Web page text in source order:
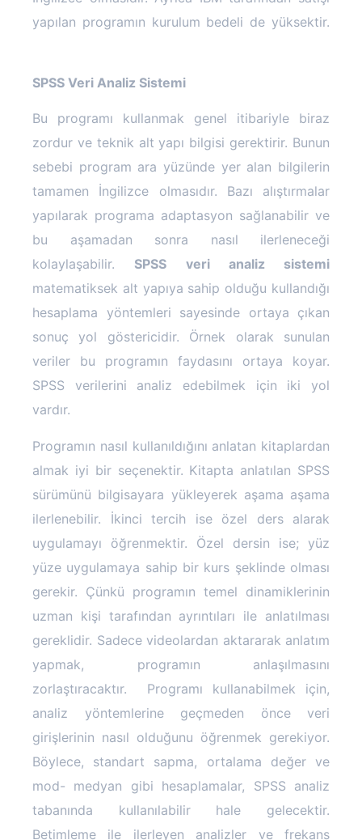
yapılan programın kurulum bedeli de yüksektir.
SPSS Veri Analiz Sistemi
Bu programı kullanmak genel itibariyle biraz
zordur ve teknik alt yapı bilgisi gerektirir. Bunun
sebebi program ara yüzünde yer alan bilgilerin
tamamen İngilizce olmasıdır. Bazı alıştırmalar
yapılarak programa adaptasyon sağlanabilir ve
bu aşamadan sonra nasıl ilerleneceği
kolaylaşabilir. SPSS veri analiz sistemi
matematiksek alt yapıya sahip olduğu kullandığı
hesaplama yöntemleri sayesinde ortaya çıkan
sonuç yol göstericidir. Örnek olarak sunulan
veriler bu programın faydasını ortaya koyar.
SPSS verilerini analiz edebilmek için iki yol
vardır.
Programın nasıl kullanıldığını anlatan kitaplardan
almak iyi bir seçenektir. Kitapta anlatılan SPSS
sürümünü bilgisayara yükleyerek aşama aşama
ilerlenebilir. İkinci tercih ise özel ders alarak
uygulamayı öğrenmektir. Özel dersin ise; yüz
yüze uygulamaya sahip bir kurs şeklinde olması
gerekir. Çünkü programın temel dinamiklerinin
uzman kişi tarafından ayrıntıları ile anlatılması
gereklidir. Sadece videolardan aktararak anlatım
yapmak, programın anlaşılmasını
zorlaştıracaktır.
Programı kullanabilmek için,
analiz yöntemlerine geçmeden önce veri
girişlerinin nasıl olduğunu öğrenmek gerekiyor.
Böylece, standart sapma, ortalama değer ve
mod- medyan gibi hesaplamalar, SPSS analiz
tabanında kullanılabilir hale gelecektir.
Betimleme ile ilerleyen analizler ve frekans